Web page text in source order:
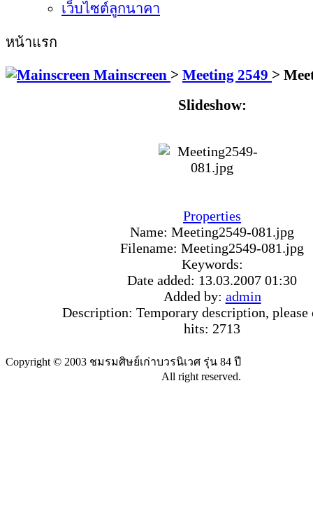
เว็บไซต์ลูกนาคา
หน้าแรก
Mainscreen > Meeting 2549 >
Slideshow:
Properties
Name: Meeting2549-081.jpg
Filename: Meeting2549-081.jpg
Keywords:
Date added: 13.03.2007 01:30
Added by: admin
Description: Temporary description, please
hits: 2713
Copyright © 2003 ชมรมศิษย์เก่าบวรนิเวศ รุ่น 84 ปี
All right reserved.